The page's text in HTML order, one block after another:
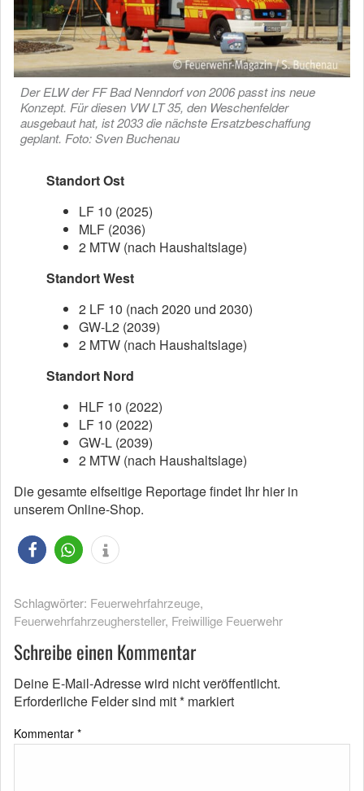
Der ELW der FF Bad Nenndorf von 2006 passt ins neue
Konzept. Für diesen VW LT 35, den Weschenfelder
ausgebaut hat, ist 2033 die nächste Ersatzbeschaffung
geplant. Foto: Sven Buchenau
Standort Ost
LF 10 (2025)
MLF (2036)
2 MTW (nach Haushaltslage)
Standort West
2 LF 10 (nach 2020 und 2030)
GW-L2 (2039)
2 MTW (nach Haushaltslage)
Standort Nord
HLF 10 (2022)
LF 10 (2022)
GW-L (2039)
2 MTW (nach Haushaltslage)
Die gesamte elfseitige Reportage findet Ihr hier in
unserem Online-Shop.
Schlagwörter: Feuerwehrfahrzeuge,
Feuerwehrfahrzeughersteller, Freiwillige Feuerwehr
Schreibe einen Kommentar
Deine E-Mail-Adresse wird nicht veröffentlicht.
Erforderliche Felder sind mit* markiert
Kommentar *